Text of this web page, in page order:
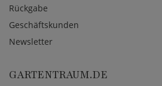
Rückgabe
Geschäftskunden
Newsletter
GARTENTRAUM.DE